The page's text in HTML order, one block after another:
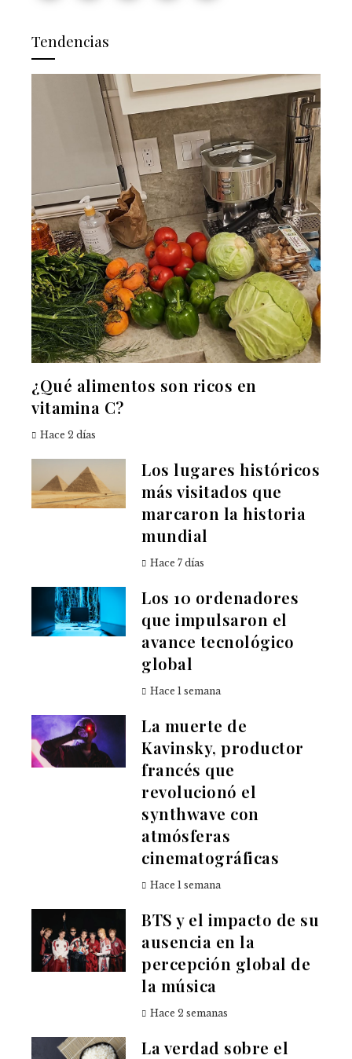
Tendencias
¿Qué alimentos son ricos en
vitamina C?
Hace 2 días
Los lugares históricos
más visitados que
marcaron la historia
mundial
Hace 7 días
Los 10 ordenadores
que impulsaron el
avance tecnológico
global
Hace 1 semana
La muerte de
Kavinsky, productor
francés que
revolucionó el
synthwave con
atmósferas
cinematográficas
Hace 1 semana
BTS y el impacto de su
ausencia en la
percepción global de
la música
Hace 2 semanas
La verdad sobre el